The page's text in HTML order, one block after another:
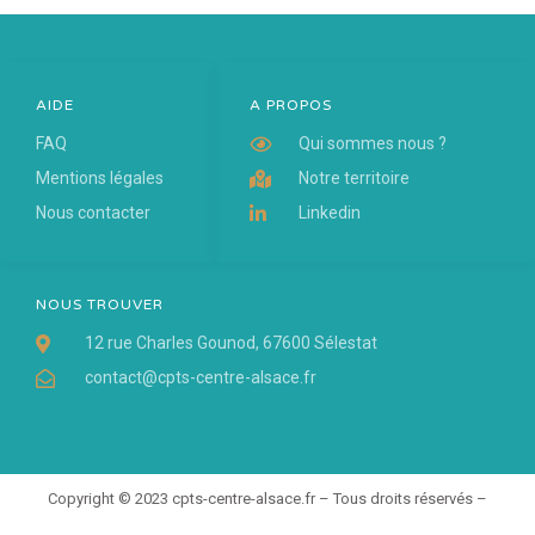
NOUS TROUVER
12 rue Charles Gounod, 67600 Sélestat
contact@cpts-centre-alsace.fr
A PROPOS
Qui sommes nous ?
Notre territoire
Linkedin
AIDE
FAQ
Mentions légales
Nous contacter
Copyright © 2023 cpts-centre-alsace.fr – Tous droits réservés –